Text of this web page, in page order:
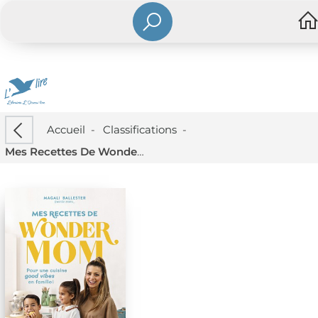
Accueil - Classifications-
Mes Recettes De Wonder Mom : Pour Une Cuisine Good Vibes En Famille !